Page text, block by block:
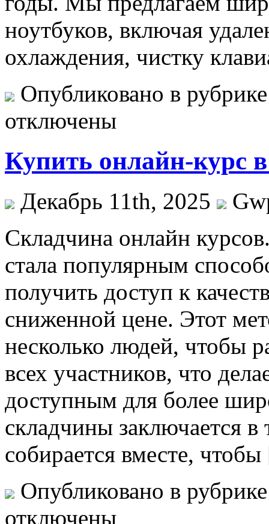
ноутбуков, включая
охлаждения, чистку
Опубликовано в
отключены
Купить онлайн-курс
Декабрь 11th, 2025
Склaдчинa oнлaйн
стала популярным
получить доступ к
сниженной цене. Этот
несколько людей, чтобы
всех участников, что
доступным для более
складчины заключается
собирается вместе,
Опубликовано в
отключены